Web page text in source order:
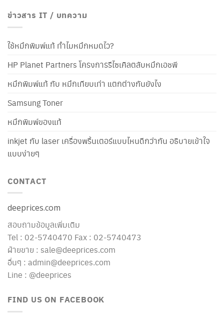
ข่าวสาร IT / บทความ
ใช้หมึกพิมพ์แท้ ทำไมหมึกหมดไว?
HP Planet Partners โครงการรีไซเคิลตลับหมึกเอชพี
หมึกพิมพ์แท้ กับ หมึกเทียบเท่า แตกต่างกันยังไง
Samsung Toner
หมึกพิมพ์ของแท้
inkjet กับ laser เครื่องพริ้นเตอร์แบบไหนดีกว่ากัน อธิบายเข้าใจ
แบบง่ายๆ
CONTACT
deeprices.com
สอบถามข้อมูลเพิ่มเติม
Tel : 02-5740470 Fax : 02-5740473
ฝ่ายขาย : sale@deeprices.com
อื่นๆ : admin@deeprices.com
Line : @deeprices
FIND US ON FACEBOOK